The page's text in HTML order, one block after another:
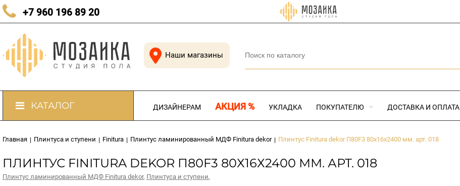
+7 960 196 89 20
КАЧЕСТВЕННЫЙ ПОЛ В КАЖДЫЙ ДОМ
Наши магазины
КАТАЛОГ ДИЗАЙНЕРАМ АКЦИЯ % УКЛАДКА ПОКУПАТЕЛЮ ДОСТАВКА И ОПЛАТА
Главная | Плинтуса и ступени | Finitura | Плинтус ламинированный МДФ Finitura dekor | Плинтус Finitura dekor П80F3 80х16х2400 мм. арт. 018
ПЛИНТУС FINITURA DEKOR П80F3 80Х16Х2400 ММ. АРТ. 018
Плинтус ламинированный МДФ Finitura dekor, Плинтуса и ступени,